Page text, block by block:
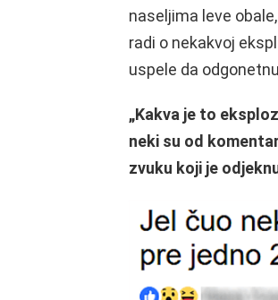
naseljima leve
radi o nekakvoj
uspele da
„Kakva je to
neki su od
zvuku koji je